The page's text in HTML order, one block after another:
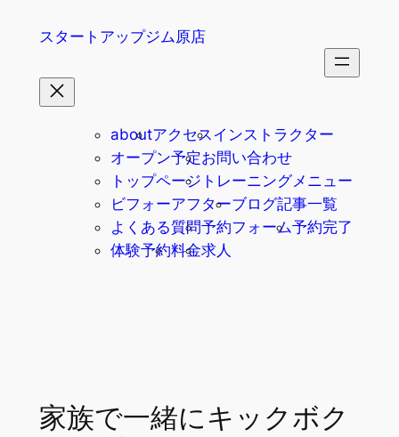
スタートアップジム原店
aboutアクセス インストラクター
オープン予定お問い合わせ
トップページ トレーニングメニュー
ビフォーアフターブログ記事一覧
よくある質問予約フォーム予約完了
体験予約料金求人
家族で一緒にキックボク